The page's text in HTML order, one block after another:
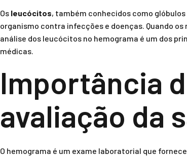
Os leucócitos, também conhecidos como
organismo contra infecções e doenças. Quando
análise dos leucócitos no hemograma é um dos
médicas.
Importância
avaliação da
O hemograma é um exame laboratorial que